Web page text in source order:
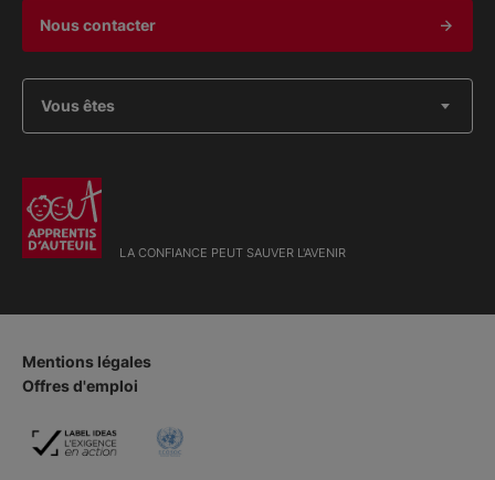
Nous contacter
Vous êtes
LA CONFIANCE PEUT SAUVER L'AVENIR
Mentions légales
Offres d'emploi